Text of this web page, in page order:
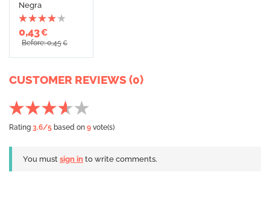
Negra
0,43€
Before: 0,45€
CUSTOMER REVIEWS (0)
Rating 3.6/5 based on 9 vote(s)
You must sign in to write comments.